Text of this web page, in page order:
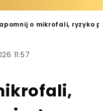
o mikrofali, ryzyko
11:57